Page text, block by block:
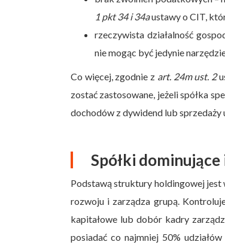
1 pkt 34 i 34austawy o CIT,
rzeczywista działalność
nie mogąc być jedynie
Co więcej, zgodnie z art. 24m ust. 2
zostać zastosowane, jeżeli spółka
dochodów z dywidend lub sprzedaży
Spółki dominujące
Podstawą struktury holdingowej jest
rozwoju i zarządza grupą.
kapitałowe lub dobór kadry
posiadać co najmniej 50%